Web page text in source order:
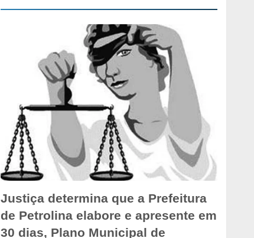
Justiça determina que a Prefeitura
de Petrolina elabore e apresente em
30 dias, Plano Municipal de